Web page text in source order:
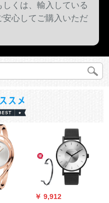
くは、輸入している
安心してご購入いただ
￥ 9,912